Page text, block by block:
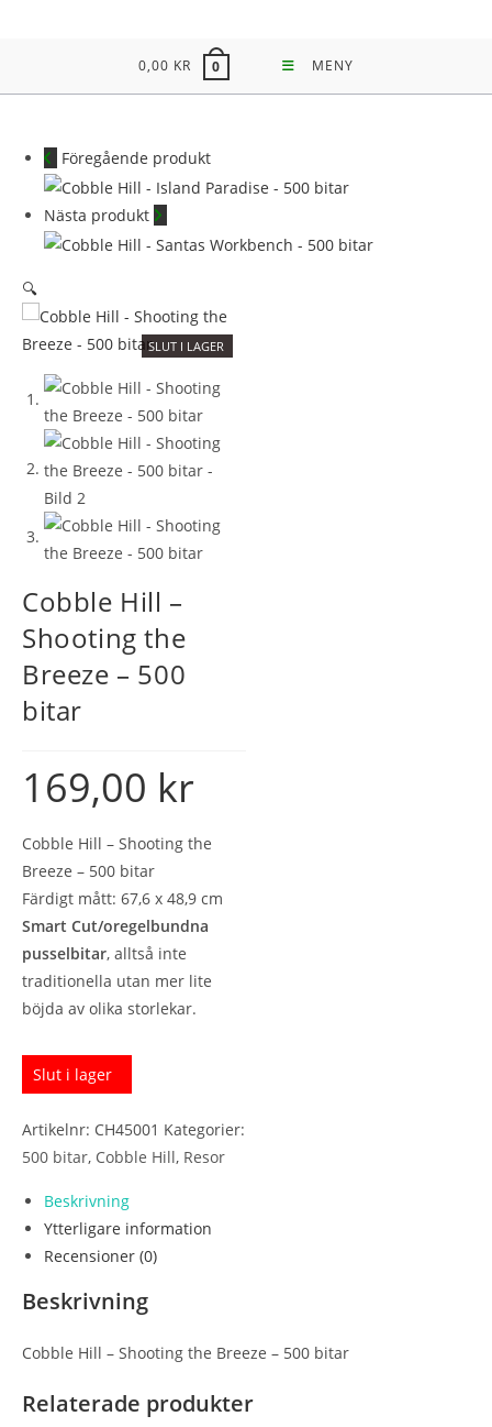
0,00 KR 0 MENY
Föregående produkt
Nästa produkt
🔍
SLUT I LAGER
Cobble Hill –
Shooting the
Breeze – 500
bitar
169,00 kr
Cobble Hill – Shooting the
Breeze – 500 bitar
Färdigt mått: 67,6 x 48,9 cm
Smart Cut/oregelbundna
pusselbitar, alltså inte
traditionella utan mer lite
böjda av olika storlekar.
Slut i lager
Artikelnr: CH45001 Kategorier:
500 bitar, Cobble Hill, Resor
Beskrivning
Ytterligare information
Recensioner (0)
Beskrivning
Cobble Hill – Shooting the Breeze – 500 bitar
Relaterade produkter